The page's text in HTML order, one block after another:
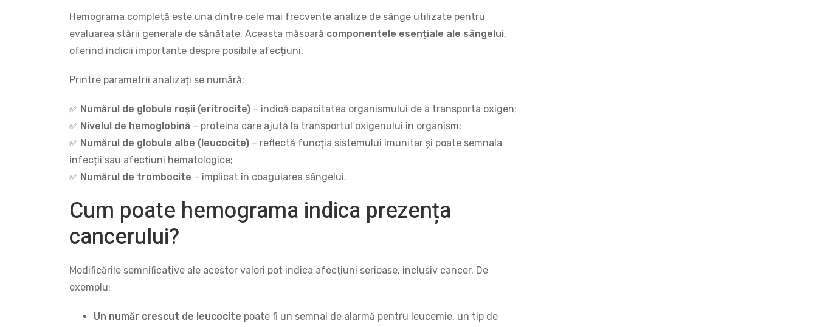
Hemograma completă este una dintre cele mai frecvente analize de sânge utilizate pentru
evaluarea stării generale de sănătate. Aceasta măsoară componentele esențiale ale sângelui,
oferind indicii importante despre posibile afecțiuni.
Printre parametrii analizați se numără:
✅ Numărul de globule roșii (eritrocite) – indică capacitatea organismului de a transporta oxigen;
✅ Nivelul de hemoglobină – proteina care ajută la transportul oxigenului în organism;
✅ Numărul de globule albe (leucocite) – reflectă funcția sistemului imunitar și poate semnala
infecții sau afecțiuni hematologice;
✅ Numărul de trombocite – implicat în coagularea sângelui.
Cum poate hemograma indica prezența
cancerului?
Modificările semnificative ale acestor valori pot indica afecțiuni serioase, inclusiv cancer. De
exemplu:
Un număr crescut de leucocite poate fi un semnal de alarmă pentru leucemie, un tip de